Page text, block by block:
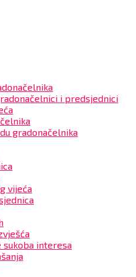
i predsjednici
gradonačelnika
vijeća
sukoba interesa